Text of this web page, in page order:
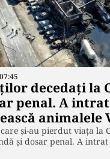
decedați la
penal. A
animalele
și-au pierdut viața la
și dosar penal. A